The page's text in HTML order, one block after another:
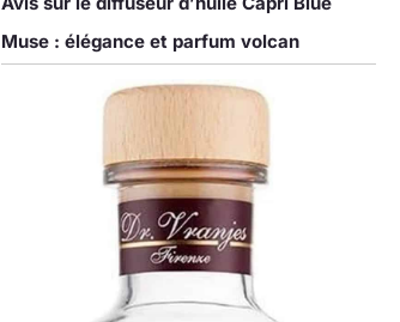
Muse : élégance et parfum volcan